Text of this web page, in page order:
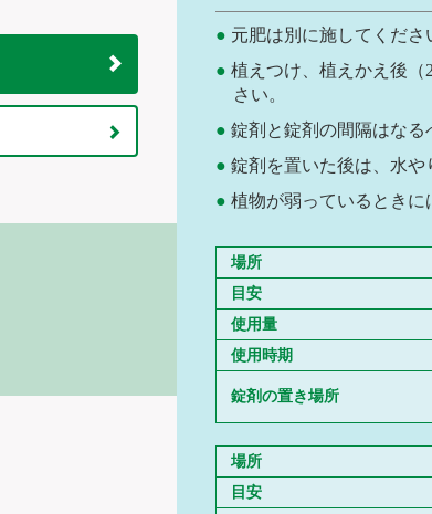
元肥は別に施してくださ
植えつけ、植えかえ後
さい。
錠剤と錠剤の間隔はなる
錠剤を置いた後は、水や
植物が弱っているときに
場所
目安
使用量
使用時期
錠剤の置き場所
場所
目安